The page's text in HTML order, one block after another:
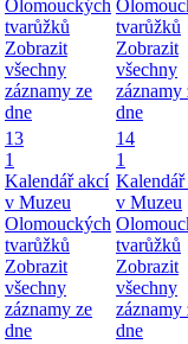
Olomouckých
tvarůžků
Zobrazit
všechny
záznamy ze
dne
tvarůžků
Zobrazit
všechny
záznamy
dne
13
1
Kalendář akcí
v Muzeu
Olomouckých
tvarůžků
Zobrazit
všechny
záznamy ze
dne
14
1
v Muzeu
tvarůžků
Zobrazit
všechny
záznamy
dne